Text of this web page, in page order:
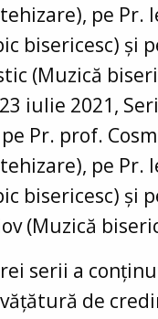
pe Pr.
bisericesc) și
(Muzică
iulie 2021,
Pr. prof.
pe Pr.
bisericesc) și
(Muzică
serii a
de